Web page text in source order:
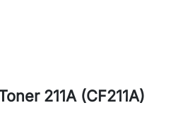
211A (CF211A)